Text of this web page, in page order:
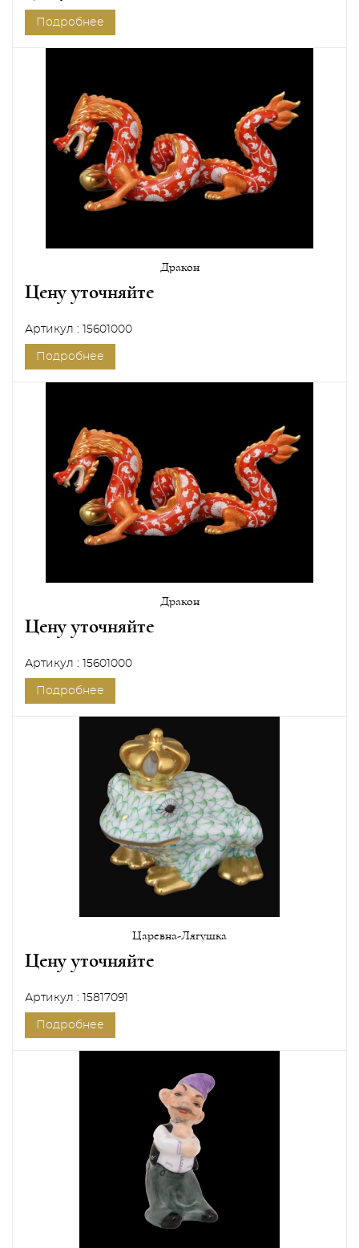
Подробнее
Дракон
Цену уточняйте
Артикул : 15601000
Подробнее
Дракон
Цену уточняйте
Артикул : 15601000
Подробнее
Царевна-Лягушка
Цену уточняйте
Артикул : 15817091
Подробнее